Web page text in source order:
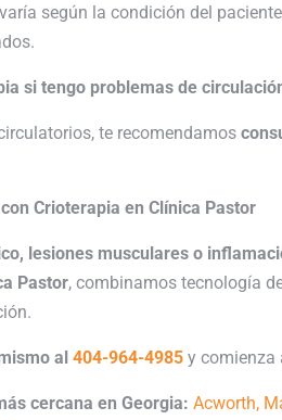
según la condición del
si tengo problemas de
te recomendamos
Crioterapia en Clínica Pastor
lesiones musculares o
Pastor, combinamos tecnología
al404-964-4985 y comienza
cercana en Georgia: Acworth,